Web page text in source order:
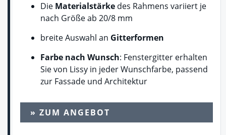
Die Materialstärke des Rahmens variiert je
nach Größe ab 20/8 mm
breite Auswahl an Gitterformen
Farbe nach Wunsch: Fenstergitter erhalten
Sie von Lissy in jeder Wunschfarbe, passend
zur Fassade und Architektur
» ZUM ANGEBOT